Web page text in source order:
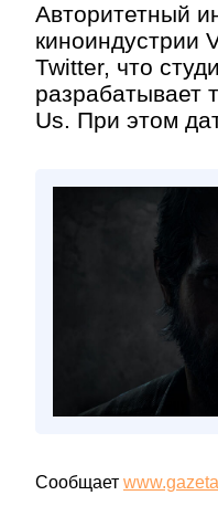
Авторитетный
киноиндустрии
Twitter, что
разрабатывает
Us. При этом
Сообщает